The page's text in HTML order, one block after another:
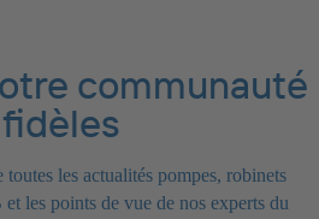
communauté
les actualités pompes, robinets
les points de vue de nos experts du